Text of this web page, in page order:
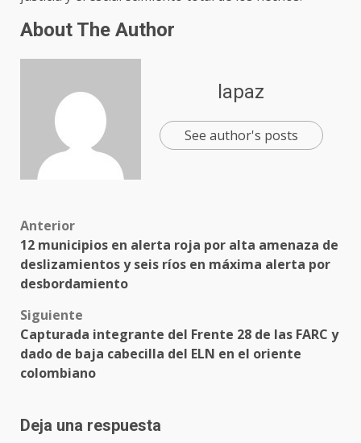
About The Author
lapaz
See author's posts
Post
navigation
Anterior
12 municipios en alerta roja por alta amenaza de
deslizamientos y seis ríos en máxima alerta por
desbordamiento
Siguiente
Capturada integrante del Frente 28 de las FARC y
dado de baja cabecilla del ELN en el oriente
colombiano
Deja una respuesta